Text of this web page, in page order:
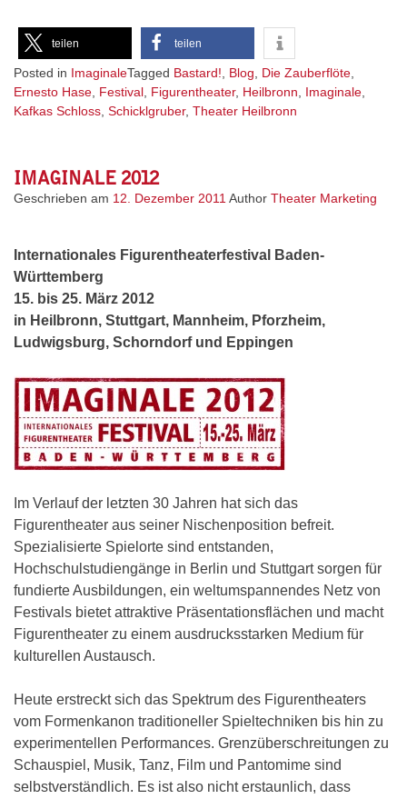
teilen teilen
Posted in ImaginaleTagged Bastard! Blog Die Zauberflöte
Ernesto Hase Festival Figurentheater, Heilbronn Imaginale
Kafkas Schloss Schicklgruber, Theater Heilbronn
IMAGINALE 2012
Geschrieben am 12. Dezember 2011 Author Theater Marketing
Internationales Figurentheaterfestival Baden-
Württemberg
15. bis 25. März 2012
in Heilbronn, Stuttgart, Mannheim, Pforzheim,
Ludwigsburg, Schorndorf und Eppingen
Im Verlauf der letzten 30 Jahren hat sich das
Figurentheater aus seiner Nischenposition befreit.
Spezialisierte Spielorte sind entstanden,
Hochschulstudiengänge in Berlin und Stuttgart sorgen für
fundierte Ausbildungen, ein weltumspannendes Netz von
Festivals bietet attraktive Präsentationsflächen und macht
Figurentheater zu einem ausdrucksstarken Medium für
kulturellen Austausch.
Heute erstreckt sich das Spektrum des Figurentheaters
vom Formenkanon traditioneller Spieltechniken bis hin zu
experimentellen Performances. Grenzüberschreitungen zu
Schauspiel, Musik, Tanz, Film und Pantomime sind
selbstverständlich. Es ist also nicht erstaunlich, dass